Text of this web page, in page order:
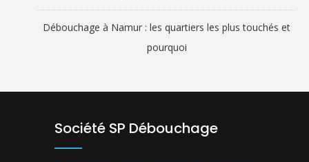
Débouchage à Namur : les quartiers les plus touchés et
pourquoi
Société SP Débouchage